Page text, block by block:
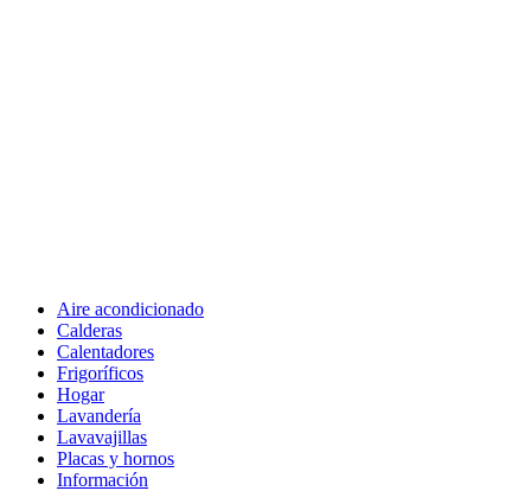
Aire acondicionado
Calderas
Calentadores
Frigoríficos
Hogar
Lavandería
Lavavajillas
Placas y hornos
Información